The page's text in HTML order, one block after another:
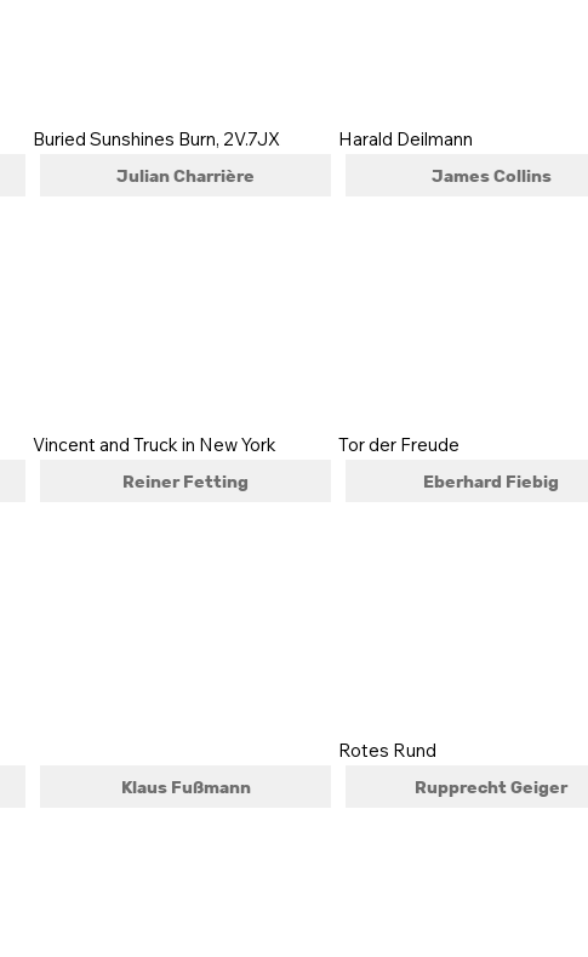
Buried Sunshines Burn, 2V.7JX
Julian Charrière
Harald Deilmann
James Collins
Vincent and Truck in New York
Reiner Fetting
Tor der Freude
Eberhard Fiebig
Klaus Fußmann
Rotes Rund
Rupprecht Geiger